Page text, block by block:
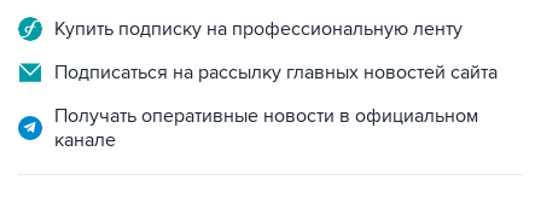
Купить подписку на профессиональную ленту
Подписаться на рассылку главных новостей сайта
Получать оперативные новости в официальном
канале